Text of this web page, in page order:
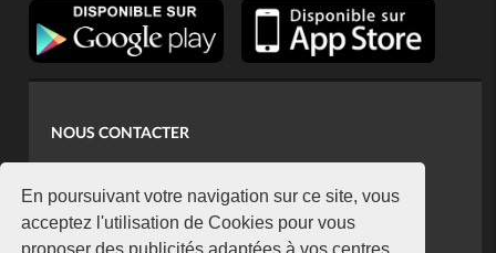
En poursuivant votre navigation sur ce site, vous
acceptez l'utilisation de Cookies pour vous
proposer des publicités adaptées à vos centres
NOUS CONTACTER
koaci@yahoo.fr
+225 07 08 85 52 93